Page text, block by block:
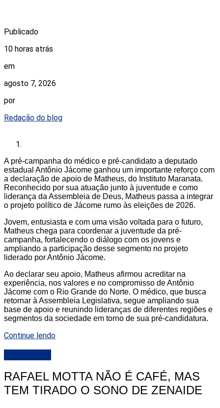
Publicado
10 horas atrás
em
agosto 7, 2026
por
Redação do blog
A pré-campanha do médico e pré-candidato a deputado
estadual Antônio Jácome ganhou um importante reforço com
a declaração de apoio de Matheus, do Instituto Maranata.
Reconhecido por sua atuação junto à juventude e como
liderança da Assembleia de Deus, Matheus passa a integrar
o projeto político de Jácome rumo às eleições de 2026.
Jovem, entusiasta e com uma visão voltada para o futuro,
Matheus chega para coordenar a juventude da pré-
campanha, fortalecendo o diálogo com os jovens e
ampliando a participação desse segmento no projeto
liderado por Antônio Jácome.
Ao declarar seu apoio, Matheus afirmou acreditar na
experiência, nos valores e no compromisso de Antônio
Jácome com o Rio Grande do Norte. O médico, que busca
retornar à Assembleia Legislativa, segue ampliando sua
base de apoio e reunindo lideranças de diferentes regiões e
segmentos da sociedade em torno de sua pré-candidatura.
Continue lendo
RAFAEL MOTTA NÃO É CAFÉ, MAS
TEM TIRADO O SONO DE ZENAIDE